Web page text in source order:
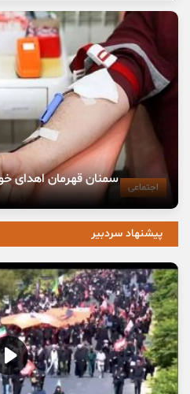
اجتماعی سمنان قهرمان اهدای
پیشنهاد سردبیر